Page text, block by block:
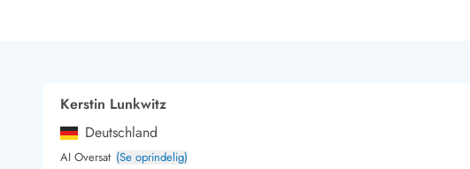
Fitness og træning
Rideskoler/Ponyridning
Kerstin Lunkwitz
Deutschland
AI Oversat (Se oprindelig)